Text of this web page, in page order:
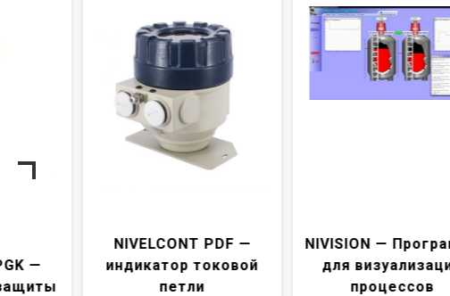
NIVELCONT PDF —
индикатор токовой
NIVISION — Программа
для визуализации
процессов